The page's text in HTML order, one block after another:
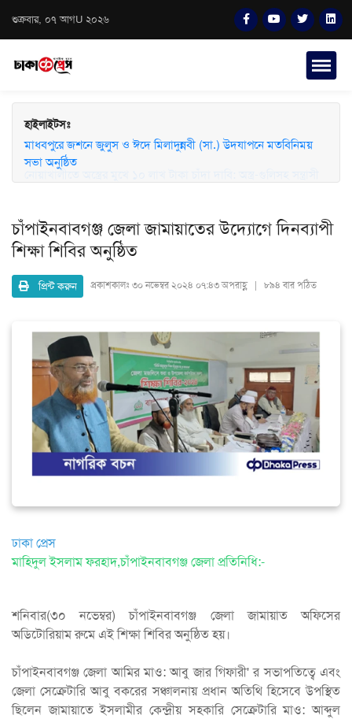
শুক্রবার, ০৭ আগU ২০২৬
হাইলাইটসঃ
মাধবপুরে জশনে জুলুস ও ঈদে মিলাদুন্নবী (সা.) উদযাপনে মতবিনিময়
সভা অনুষ্ঠিত
চাঁপাইনবাবগঞ্জ জেলা জামায়াতের উদ্যোগে দিনব্যাপী
শিক্ষা শিবির অনুষ্ঠিত
প্রিন্ট করুন প্রকাশকালঃ ৩০ নভেম্বর ২০২৪ ০৭:৪৩ অপরাহ্ণ | ৮৯৪ বার পঠিত
ঢাকা প্রেস
মাহিদুল ইসলাম ফরহাদ,চাঁপাইনবাবগঞ্জ জেলা প্রতিনিধি:-
শনিবার(৩০ নভেম্বর) চাঁপাইনবাবগঞ্জ জেলা জামায়াত অফিসের
অডিটোরিয়াম রুমে এই শিক্ষা শিবির অনুষ্ঠিত হয়।
চাঁপাইনবাবগঞ্জ জেলা আমির মাও: আবু জার গিফারী' র সভাপতিত্বে এবং
জেলা সেক্রেটারি আবু বকরের সঞ্চালনায় প্রধান অতিথি হিসেবে উপস্থিত
ছিলেন জামায়াতে ইসলামীর কেন্দ্রীয় সহকারি সেক্রেটারি মাও: আব্দুল